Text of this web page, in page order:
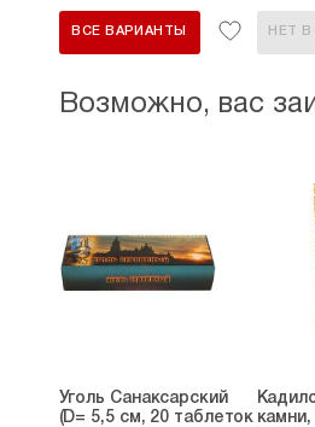
ВСЕ ВАРИАНТЫ НЕТ В
Возможно, вас
Уголь Санаксарский
(D= 5,5 см, 20 таблеток